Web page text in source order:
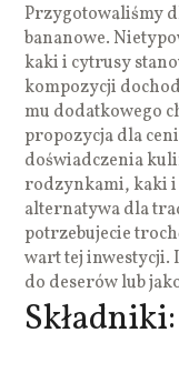
Przygotowaliśmy
bananowe.
kaki i cytrusy
kompozycji
mu dodatkowego
propozycja dla
doświadczenia
rodzynkami, kaki
alternatywa dla
potrzebujecie
wart tej inwestycji.
do deserów lub
Składniki: